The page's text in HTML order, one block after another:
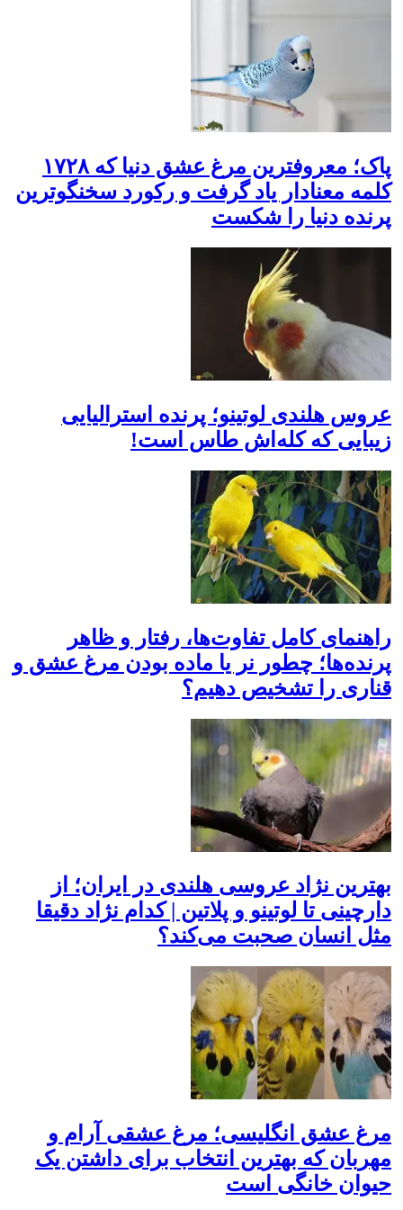
پاک؛ معروفترین مرغ عشق دنیا که ۱۷۲۸
کلمه معنادار یاد گرفت و رکورد سخنگوترین
پرنده دنیا را شکست
عروس هلندی لوتینو؛ پرنده استرالیایی
زیبایی که کله‌اش طاس است!
راهنمای کامل تفاوت‌ها، رفتار و ظاهر
پرنده‌ها؛ چطور نر یا ماده بودن مرغ عشق و
قناری را تشخیص دهیم؟
بهترین نژاد عروسی هلندی در ایران؛ از
دارچینی تا لوتینو و پلاتین | کدام نژاد دقیقا
مثل انسان صحبت می‌کند؟
مرغ عشق انگلیسی؛ مرغ عشقی آرام و
مهربان که بهترین انتخاب برای داشتن یک
حیوان خانگی است